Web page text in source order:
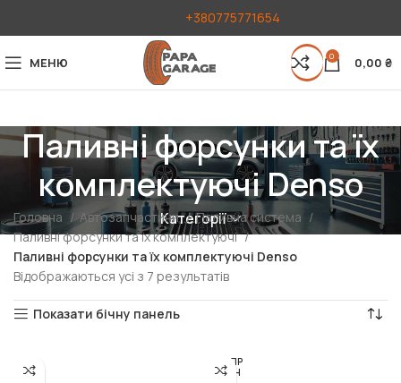
+380775771654
МЕНЮ 0 0,00 ₴
Паливні форсунки та їх
комплектуючі Denso
Категорії
Головна Автозапчастини
Паливна система
Паливні форсунки та їх комплектуючі
Паливні форсунки та їх комплектуючі Denso
Відображаються усі з 7 результатів
Показати бічну панель
РОЗПР
ОДАН